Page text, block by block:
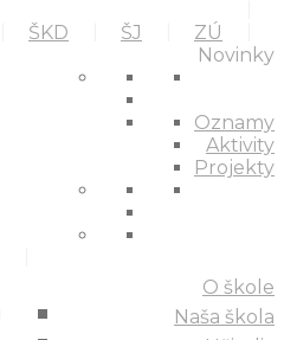
ŠKD ŠJ ZÚ
Novinky
Oznamy
Aktivity
Projekty
O škole
Naša škola